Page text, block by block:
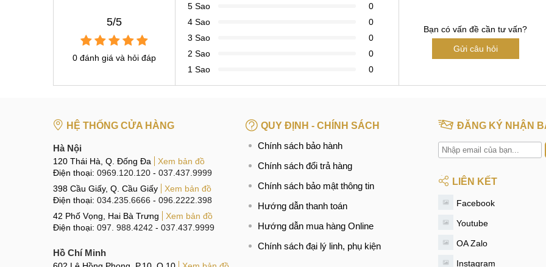
5/5
0 đánh giá và hỏi đáp
5 Sao
0
4 Sao
0
3 Sao
0
2 Sao
0
1 Sao
0
Bạn có vấn đề cần tư vấn?
Gửi câu hỏi
HỆ THỐNG CỬA HÀNG
Hà Nội
120 Thái Hà, Q. Đống Đa
Xem bản đồ
Điện thoại: 0969.120.120 - 037.437.9999
398 Cầu Giấy, Q. Cầu Giấy
Xem bản đồ
Điện thoại: 034.235.6666 - 096.2222.398
42 Phố Vọng, Hai Bà Trưng
Xem bản đồ
Điện thoại: 097. 988.4242 - 037.437.9999
Hồ Chí Minh
QUY ĐỊNH - CHÍNH SÁCH
Chính sách bảo hành
Chính sách đổi trả hàng
Chính sách bảo mật thông tin
Hướng dẫn thanh toán
Hướng dẫn mua hàng Online
Chính sách đại lý linh, phụ kiện
ĐĂNG KÝ NHẬN
LIÊN KẾT
Facebook
Youtube
OA Zalo
Instagram